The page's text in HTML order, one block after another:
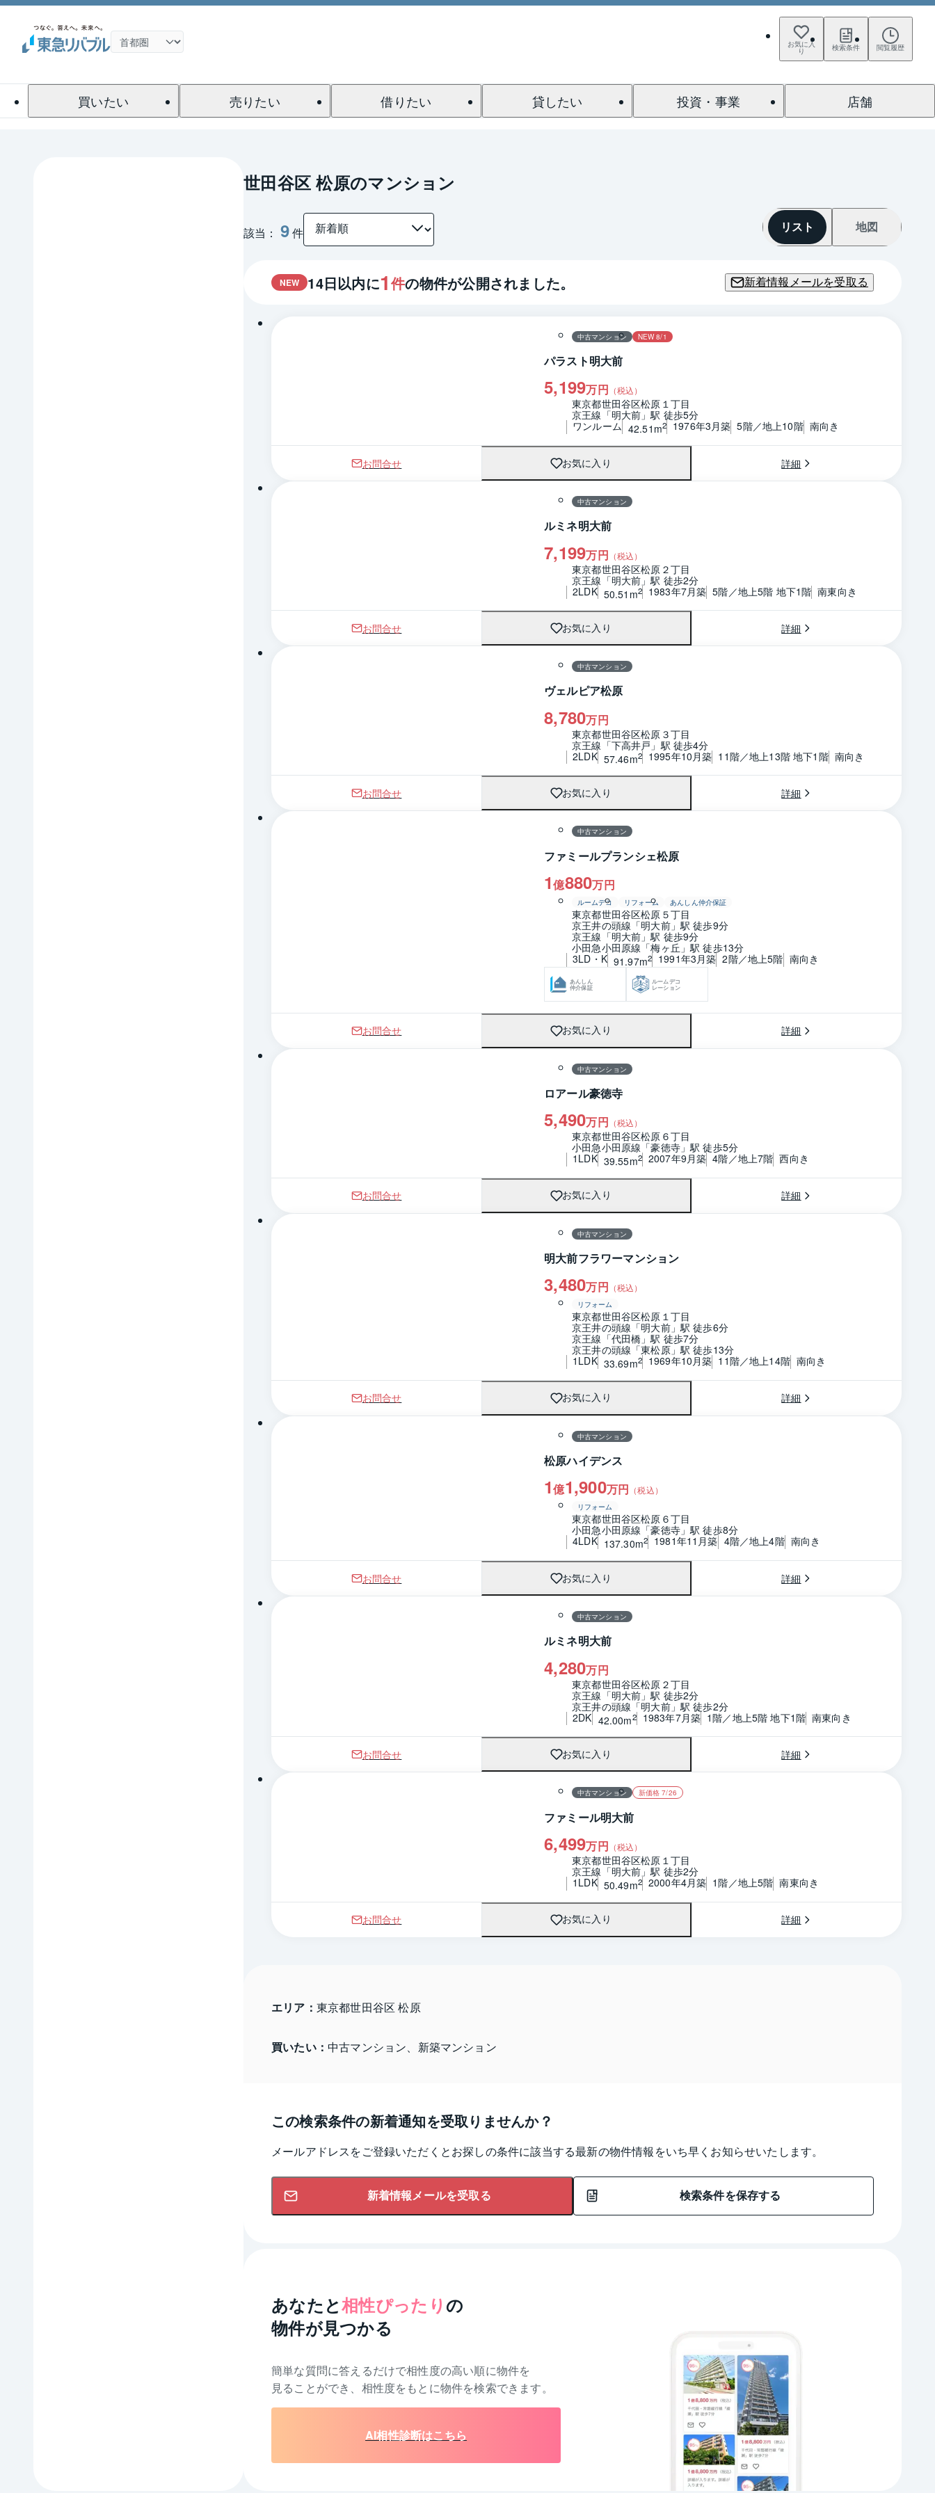
お気に入
り 検索条件 閲覧履歴
買いたい 売りたい 借りたい 貸したい 投資・事業 店舗
世田谷区 松原のマンション
該当： 9件 リスト 地図
NEW 14日以内に1件の物件が公開されました。 新着情報メールを受取る
中古マンション NEW 8/1
パラスト明大前
5,199万円 （税込）
東京都世田谷区松原１丁目
京王線「明大前」駅 徒歩5分
ワンルーム 42.51m2 1976年3月築 5階／地上10階 南向き
お問合せ お気に入り 詳細
中古マンション
ルミネ明大前
7,199万円 （税込）
東京都世田谷区松原２丁目
京王線「明大前」駅 徒歩2分
2LDK 50.51m2 1983年7月築 5階／地上5階 地下1階 南東向き
お問合せ お気に入り 詳細
中古マンション
ヴェルピア松原
8,780万円
東京都世田谷区松原３丁目
京王線「下高井戸」駅 徒歩4分
2LDK 57.46m2 1995年10月築 11階／地上13階 地下1階 南向き
お問合せ お気に入り 詳細
中古マンション
ファミールプランシェ松原
1億880万円
ルームデコ リフォーム あんしん仲介保証
東京都世田谷区松原５丁目
京王井の頭線「明大前」駅 徒歩9分
京王線「明大前」駅 徒歩9分
小田急小田原線「梅ヶ丘」駅 徒歩13分
3LD・K 91.97m2 1991年3月築 2階／地上5階 南向き
あんしん
仲介保証
ルームデコ
レーション
お問合せ お気に入り 詳細
中古マンション
ロアール豪徳寺
5,490万円 （税込）
東京都世田谷区松原６丁目
小田急小田原線「豪徳寺」駅 徒歩5分
1LDK 39.55m2 2007年9月築 4階／地上7階 西向き
お問合せ お気に入り 詳細
中古マンション
明大前フラワーマンション
3,480万円 （税込）
リフォーム
東京都世田谷区松原１丁目
京王井の頭線「明大前」駅 徒歩6分
京王線「代田橋」駅 徒歩7分
京王井の頭線「東松原」駅 徒歩13分
1LDK 33.69m2 1969年10月築 11階／地上14階 南向き
お問合せ お気に入り 詳細
中古マンション
松原ハイデンス
1億1,900万円 （税込）
リフォーム
東京都世田谷区松原６丁目
小田急小田原線「豪徳寺」駅 徒歩8分
4LDK 137.30m2 1981年11月築 4階／地上4階 南向き
お問合せ お気に入り 詳細
中古マンション
ルミネ明大前
4,280万円
東京都世田谷区松原２丁目
京王線「明大前」駅 徒歩2分
京王井の頭線「明大前」駅 徒歩2分
2DK 42.00m2 1983年7月築 1階／地上5階 地下1階 南東向き
お問合せ お気に入り 詳細
中古マンション 新価格 7/26
ファミール明大前
6,499万円 （税込）
東京都世田谷区松原１丁目
京王線「明大前」駅 徒歩2分
1LDK 50.49m2 2000年4月築 1階／地上5階 南東向き
お問合せ お気に入り 詳細
エリア： 東京都世田谷区 松原
買いたい： 中古マンション、新築マンション
この検索条件の新着通知を受取りませんか？
メールアドレスをご登録いただくとお探しの条件に該当する最新の物件情報をいち早くお知らせいたします。
新着情報メールを受取る 検索条件を保存する
あなたと相性ぴったり の
物件が見つかる
簡単な質問に答えるだけで相性度の高い順に物件を
見ることができ、相性度をもとに物件を検索できます。
AI相性診断はこちら